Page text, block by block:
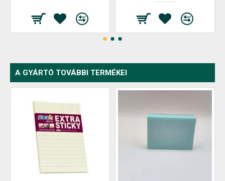
A GYÁRTÓ TOVÁBBI TERMÉKEI